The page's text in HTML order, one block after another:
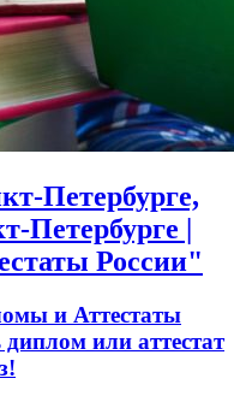
Петербурге,
Петербурге |
России"
и Аттестаты
или аттестат